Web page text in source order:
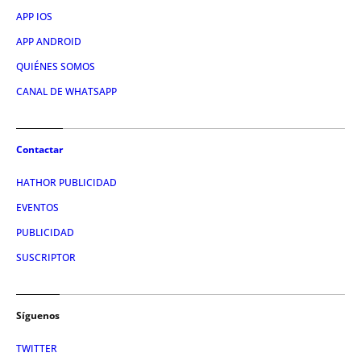
APP IOS
APP ANDROID
QUIÉNES SOMOS
CANAL DE WHATSAPP
Contactar
HATHOR PUBLICIDAD
EVENTOS
PUBLICIDAD
SUSCRIPTOR
Síguenos
TWITTER